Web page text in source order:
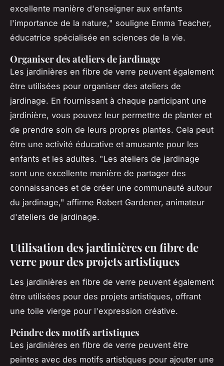
excellente manière d'enseigner aux enfants
l'importance de la nature," souligne Emma Teacher,
éducatrice spécialisée en sciences de la vie.
Organiser des ateliers de jardinage
Les jardinières en fibre de verre peuvent également
être utilisées pour organiser des ateliers de
jardinage. En fournissant à chaque participant une
jardinière, vous pouvez leur permettre de planter et
de prendre soin de leurs propres plantes. Cela peut
être une activité éducative et amusante pour les
enfants et les adultes. "Les ateliers de jardinage
sont une excellente manière de partager des
connaissances et de créer une communauté autour
du jardinage," affirme Robert Gardener, animateur
d'ateliers de jardinage.
Utilisation des jardinières en fibre de
verre pour des projets artistiques
Les jardinières en fibre de verre peuvent également
être utilisées pour des projets artistiques, offrant
une toile vierge pour l'expression créative.
Peindre des motifs artistiques
Les jardinières en fibre de verre peuvent être
peintes avec des motifs artistiques pour ajouter une